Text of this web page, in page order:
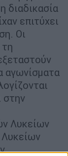
διαδικασία
επιτύχει
Οι
αγωνίσματα
στην
Λυκείων